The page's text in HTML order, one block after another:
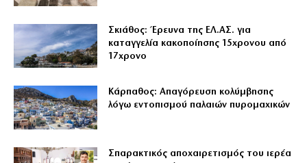
Σκιάθος: Έρευνα της ΕΛ.ΑΣ. για
καταγγελία κακοποίησης 15χρονου από
17χρονο
Κάρπαθος: Απαγόρευση κολύμβησης
λόγω εντοπισμού παλαιών πυρομαχικών
Σπαρακτικός αποχαιρετισμός του ιερέα